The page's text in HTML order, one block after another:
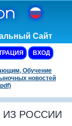
Сайт
ВХОД
Обучение
новостей
ИЗ РОССИИ